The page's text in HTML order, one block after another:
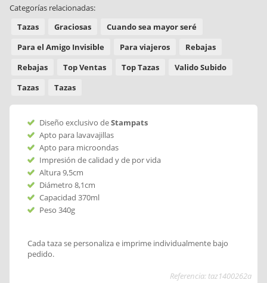
Categorías relacionadas:
Tazas
Graciosas
Cuando sea mayor seré
Para el Amigo Invisible
Para viajeros
Rebajas
Rebajas
Top Ventas Top Tazas
Valido Subido
Tazas
Tazas
Diseño exclusivo deStampats
Apto para lavavajillas
Apto para microondas
Impresión de calidad y de por vida
Altura 9,5cm
Diámetro 8,1cm
Capacidad 370ml
Peso 340g
Cada taza se personaliza e imprime individualmente bajo
pedido.
Referencia: taz1400262a